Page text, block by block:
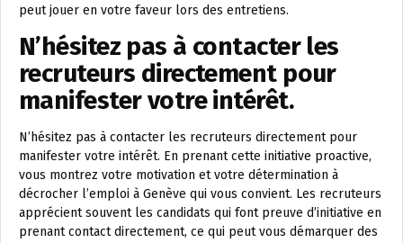
peut jouer en votre faveur lors des entretiens.
N’hésitez pas à contacter les
recruteurs directement pour
manifester votre intérêt.
N’hésitez pas à contacter les recruteurs directement pour
manifester votre intérêt. En prenant cette initiative proactive,
vous montrez votre motivation et votre détermination à
décrocher l’emploi à Genève qui vous convient. Les recruteurs
apprécient souvent les candidats qui font preuve d’initiative en
prenant contact directement, ce qui peut vous démarquer des